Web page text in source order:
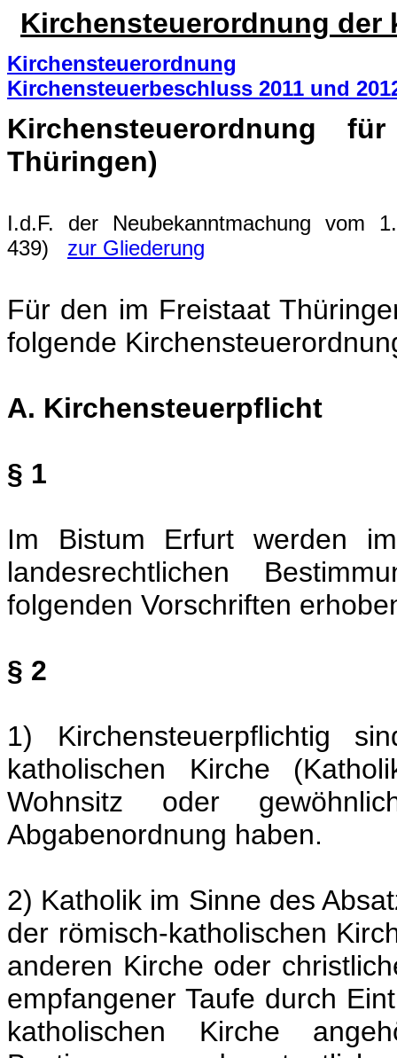
Kirchensteuerordnung der
Kirchensteuerordnung
Kirchensteuerbeschluss 2011 und
Kirchensteuerordnung
Thüringen)
I.d.F. der Neubekanntmachung vom
439) zur Gliederung
Für den im Freistaat
folgende
A. Kirchensteuerpflicht
§ 1
Im Bistum Erfurt werden
landesrechtlichen
folgenden Vorschriften
§ 2
1) Kirchensteuerpflichtig
katholischen Kirche
Wohnsitz oder
Abgabenordnung haben.
2) Katholik im Sinne des
der römisch-katholischen
anderen Kirche oder
empfangener Taufe durch
katholischen Kirche